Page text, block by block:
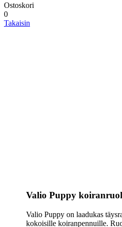
Ostoskori
0
Takaisin
Valio Puppy
Valio Puppy on laadukas
kokoisille koiranpennuille.